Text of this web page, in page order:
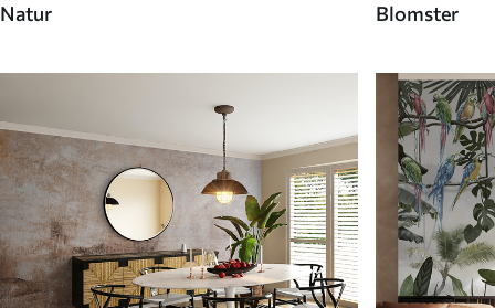
Natur Blomster